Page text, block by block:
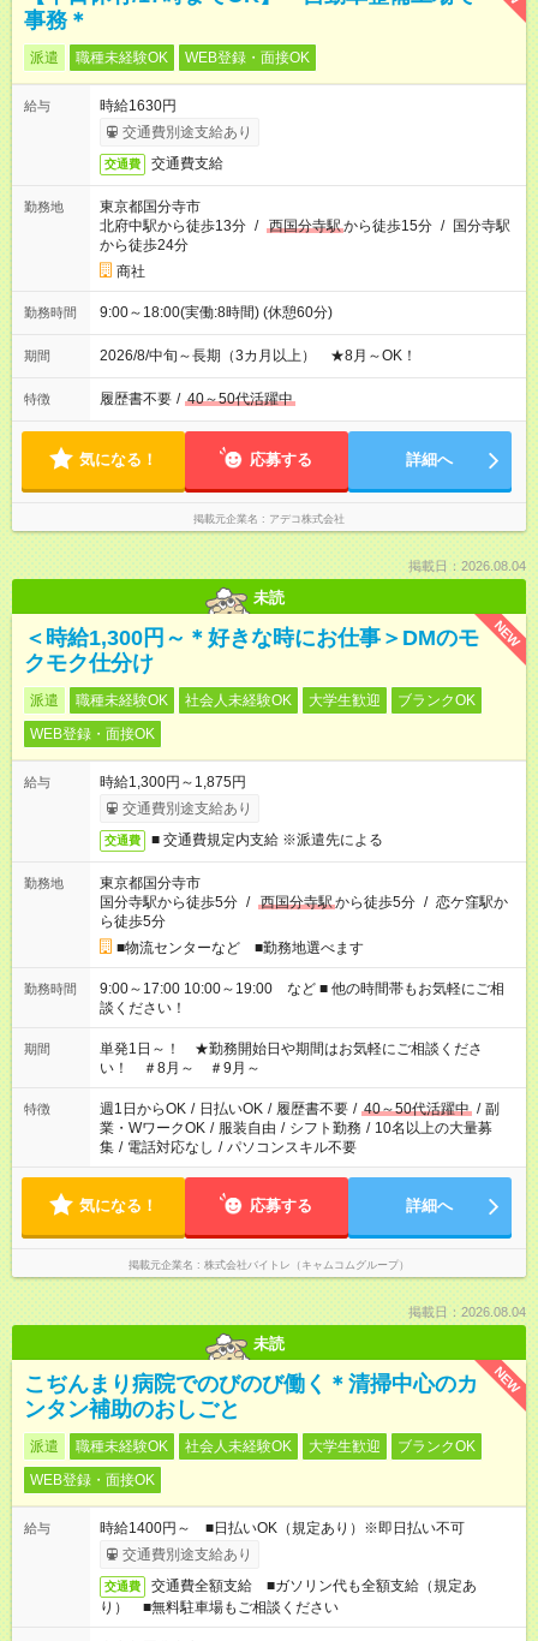
事務＊
派遣 職種未経験OK WEB登録・面接OK
給与
時給1630円
交通費別途支給あり
交通費 交通費支給
勤務地
東京都国分寺市
北府中駅から徒歩13分 / 西国分寺駅から徒歩15分 / 国分寺駅
から徒歩24分
商社
勤務時間 9:00～18:00(実働:8時間) (休憩60分)
期間 2026/8/中旬～長期（3カ月以上） ★8月～OK！
特徴 履歴書不要 / 40～50代活躍中
気になる！ 応募する 詳細へ
掲載元企業名 アデコ株式会社
掲載日：2026.08.04
未読
NEW
＜時給1,300円～＊好きな時にお仕事＞DMのモ
クモク仕分け
派遣 職種未経験OK 社会人未経験OK 大学生歓迎
ブランクOK
WEB登録・面接OK
給与
時給1,300円～1,875円
交通費別途支給あり
交通費 ■ 交通費規定内支給 ※派遣先による
勤務地
東京都国分寺市
国分寺駅から徒歩5分 / 西国分寺駅から徒歩5分 / 恋ケ窪駅か
ら徒歩5分
■物流センターなど ■勤務地選べます
勤務時間
9:00～17:00 10:00～19:00 など ■ 他の時間帯もお気軽にご相
談ください！
期間
単発1日～！ ★勤務開始日や期間はお気軽にご相談くださ
い！ ＃8月～ ＃9月～
特徴 週1日からOK / 日払いOK / 履歴書不要 / 40～50代活躍中 / 副
業・WワークOK / 服装自由 / シフト勤務 / 10名以上の大量募
集 / 電話対応なし / パソコンスキル不要
気になる！ 応募する 詳細へ
掲載元企業名 株式会社バイトレ（キャムコムグループ）
掲載日：2026.08.04
未読
NEW
こぢんまり病院でのびのび働く＊清掃中心のカ
ンタン補助のおしごと
派遣 職種未経験OK 社会人未経験OK 大学生歓迎
ブランクOK
WEB登録・面接OK
給与
時給1400円～ ■日払いOK（規定あり）※即日払い不可
交通費別途支給あり
交通費
交通費全額支給 ■ガソリン代も全額支給（規定あ
り） ■無料駐車場もご相談ください